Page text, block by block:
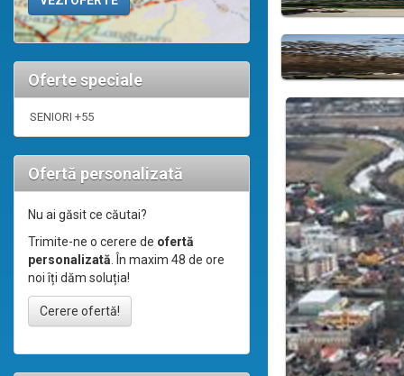
Oferte speciale
SENIORI +55
Ofertă personalizată
Nu ai găsit ce căutai?
Trimite-ne o cerere de ofertă
personalizată. În maxim 48 de ore
noi îți dăm soluția!
Cerere ofertă!